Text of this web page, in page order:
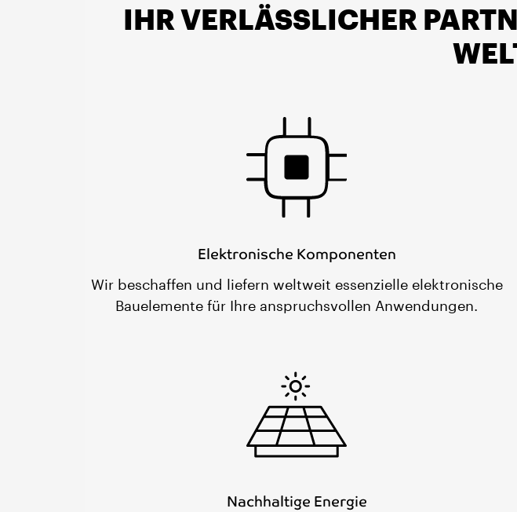
IHR VERLÄSSLICHER
Elektronische Komponenten
Wir beschaffen und liefern weltweit essenzielle elektronische
Bauelemente für Ihre anspruchsvollen Anwendungen.
Nachhaltige Energie